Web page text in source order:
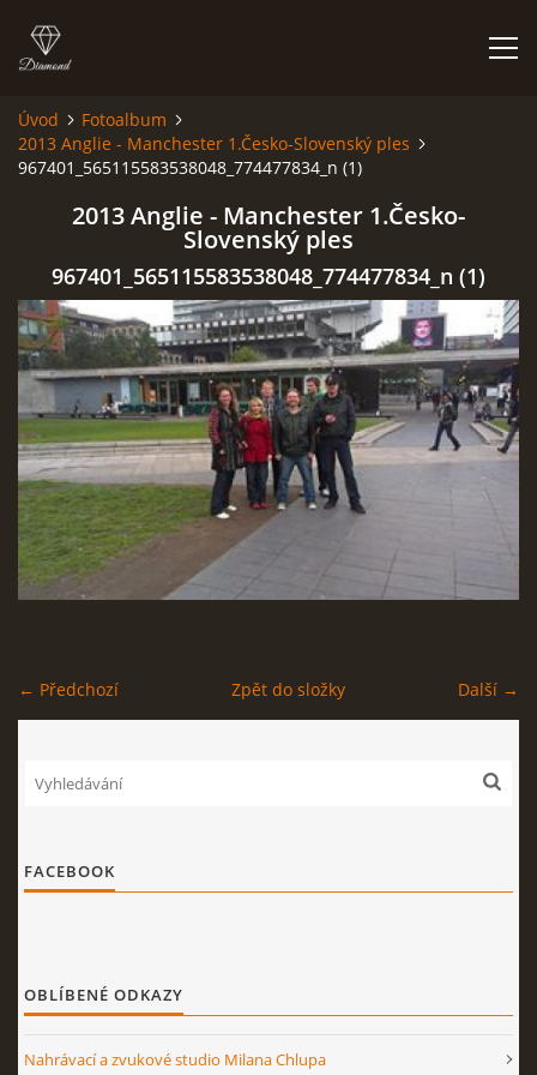
HISTORIE
JAK VYPADÁME
FOTOALBUM
CO HRAJEME
UKÁZKY
STAGEPLAN
Kapela BUMERANG
+420 724 629 042
© 2026 eStránky.cz |Tisk|Nahoru ↑
Úvod
Fotoalbum
2013 Anglie - Manchester 1.Česko-Slovenský ples
967401_565115583538048_774477834_n (1)
2013 Anglie - Manchester 1.Česko-
Slovenský ples
967401_565115583538048_774477834_n (1)
← Předchozí Další →
Zpět do složky
FACEBOOK
OBLÍBENÉ ODKAZY
Nahrávací a zvukové studio Milana Chlupa